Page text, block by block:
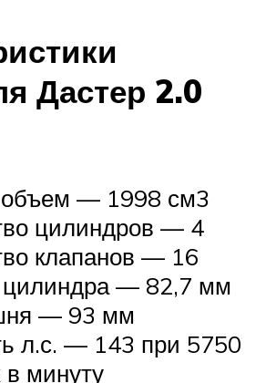
Дастер 2.0
— 1998 см3
цилиндров — 4
клапанов — 16
— 82,7 мм
— 93 мм
л.с. — 143 при 5750
в минуту